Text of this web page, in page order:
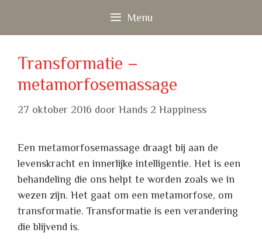
de
inhoud
Menu
Transformatie –
metamorfosemassage
27 oktober 2016 door Hands 2 Happiness
Een metamorfosemassage draagt bij aan de
levenskracht en innerlijke intelligentie. Het is een
behandeling die ons helpt te worden zoals we in
wezen zijn. Het gaat om een metamorfose, om
transformatie. Transformatie is een verandering
die blijvend is.